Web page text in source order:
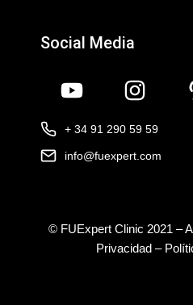
Social Media
+ 34 91 290 59 59
info@fuexpert.com
© FUExpert Clinic 2021 –
Privacidad–